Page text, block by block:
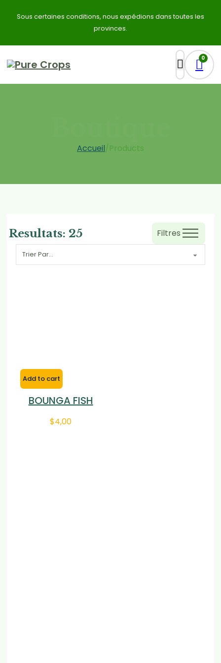
Sous certaines conditions, nous expédions dans toutes les
provinces.
0
Accueil/Products
Resultats: 25 Filtres
Add to cart
BOUNGA FISH
$4,00